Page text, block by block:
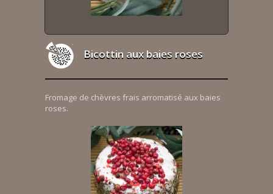
Bicottin aux baies roses
Fromage de chèvres frais arromatisé aux baies
roses.